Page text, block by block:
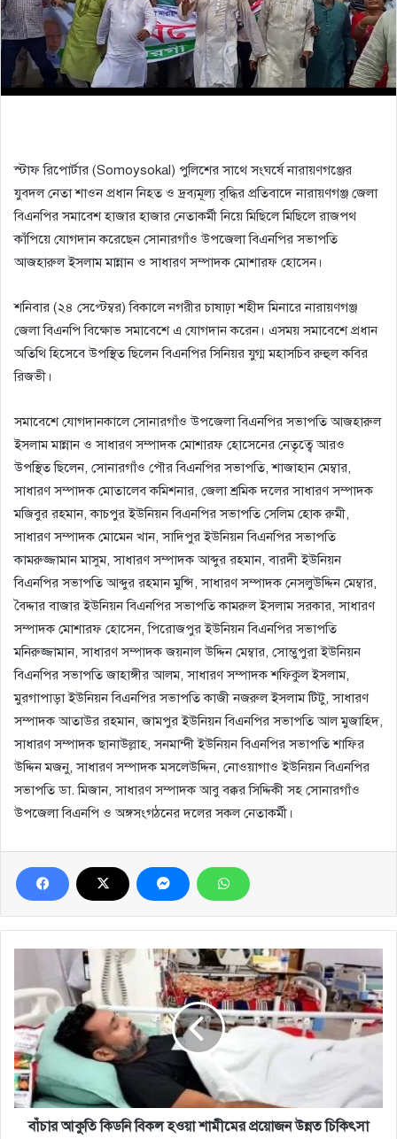
স্টাফ রিপোর্টার (Somoysokal) পুলিশের সাথে সংঘর্ষে নারায়ণগঞ্জের
যুবদল নেতা শাওন প্রধান নিহত ও দ্রব্যমূল্য বৃদ্ধির প্রতিবাদে নারায়ণগঞ্জ জেলা
বিএনপির সমাবেশ হাজার হাজার নেতাকর্মী নিয়ে মিছিলে মিছিলে রাজপথ
কাঁপিয়ে যোগদান করেছেন সোনারগাঁও উপজেলা বিএনপির সভাপতি
আজহারুল ইসলাম মান্নান ও সাধারণ সম্পাদক মোশারফ হোসেন।
শনিবার (২৪ সেপ্টেম্বর) বিকালে নগরীর চাষাঢ়া শহীদ মিনারে নারায়ণগঞ্জ
জেলা বিএনপি বিক্ষোভ সমাবেশে এ যোগদান করেন। এসময় সমাবেশে প্রধান
অতিথি হিসেবে উপস্থিত ছিলেন বিএনপির সিনিয়র যুগ্ম মহাসচিব রুহুল কবির
রিজভী।
সমাবেশে যোগদানকালে সোনারগাঁও উপজেলা বিএনপির সভাপতি আজহারুল
ইসলাম মান্নান ও সাধারণ সম্পাদক মোশারফ হোসেনের নেতৃত্বে আরও
উপস্থিত ছিলেন, সোনারগাঁও পৌর বিএনপির সভাপতি, শাজাহান মেম্বার,
সাধারণ সম্পাদক মোতালেব কমিশনার, জেলা শ্রমিক দলের সাধারণ সম্পাদক
মজিবুর রহমান, কাচপুর ইউনিয়ন বিএনপির সভাপতি সেলিম হোক রুমী,
সাধারণ সম্পাদক মোমেন খান, সাদিপুর ইউনিয়ন বিএনপির সভাপতি
কামরুজ্জামান মাসুম, সাধারণ সম্পাদক আব্দুর রহমান, বারদী ইউনিয়ন
বিএনপির সভাপতি আব্দুর রহমান মুন্সি, সাধারণ সম্পাদক নেসলুউদ্দিন মেম্বার,
বৈদ্দার বাজার ইউনিয়ন বিএনপির সভাপতি কামরুল ইসলাম সরকার, সাধারণ
সম্পাদক মোশারফ হোসেন, পিরোজপুর ইউনিয়ন বিএনপির সভাপতি
মনিরুজ্জামান, সাধারণ সম্পাদক জয়নাল উদ্দিন মেম্বার, সোম্ভুপুরা ইউনিয়ন
বিএনপির সভাপতি জাহাঙ্গীর আলম, সাধারণ সম্পাদক শফিকুল ইসলাম,
মুরগাপাড়া ইউনিয়ন বিএনপির সভাপতি কাজী নজরুল ইসলাম টিটু, সাধারণ
সম্পাদক আতাউর রহমান, জামপুর ইউনিয়ন বিএনপির সভাপতি আল মুজাহিদ,
সাধারণ সম্পাদক ছানাউল্লাহ, সনমান্দী ইউনিয়ন বিএনপির সভাপতি শাফির
উদ্দিন মজনু, সাধারণ সম্পাদক মসলেউদ্দিন, নোওয়াগাও ইউনিয়ন বিএনপির
সভাপতি ডা. মিজান, সাধারণ সম্পাদক আবু বক্কর সিদ্দিকী সহ সোনারগাঁও
উপজেলা বিএনপি ও অঙ্গসংগঠনের দলের সকল নেতাকর্মী।
কিডনি
বিকল
হওয়া
শামীমের
প্র‍য়োজন
উন্নত
চিকিৎসা
বাঁচার আকুতি কিডনি বিকল হওয়া শামীমের প্র‍য়োজন উন্নত চিকিৎসা